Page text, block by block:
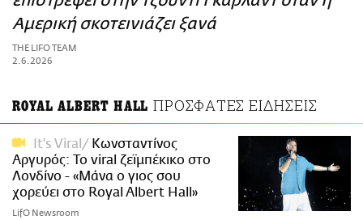
ΑΜΠΑ
PRINT
Αμερική σκοτεινιάζει ξανά
THE LIFO TEAM
2.6.2026
ROYAL ALBERT HALL ΠΡΟΣΦΑΤΕΣ ΕΙΔΗΣΕΙΣ
It's Viral
Κωνσταντίνος
Αργυρός: Το viral ζεϊμπέκικο στο
Λονδίνο - «Μάνα ο γιος σου
χορεύει στο Royal Albert Hall»
LifO Newsroom